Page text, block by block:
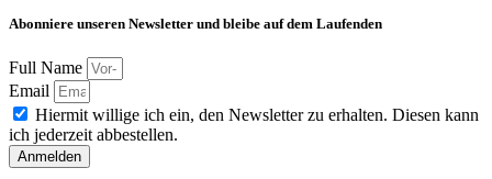
Abonniere unseren Newsletter und bleibe auf dem Laufenden
Full Name
Email
Hiermit willige ich ein, den Newsletter zu erhalten. Diesen kann
ich jederzeit abbestellen.
Anmelden